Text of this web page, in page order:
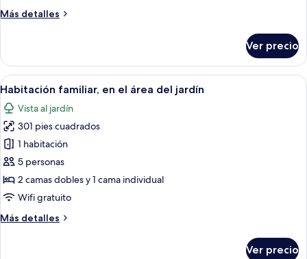
Más detalles
Más
doble
estándar
Ver precio
Abrir
todas
las
fotos
de
Habitación
familiar,
en
área
Habitación de hotel con dos
4
Habitación familiar, en el área del jardín
Vista al jardín
301 pies cuadrados
1 habitación
5 personas
2 camas dobles y 1 cama individual
Wifi gratuito
Más detalles
Más
Ver precio